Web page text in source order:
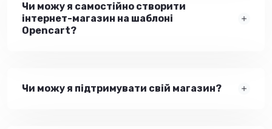
Чи можу я самостійно створити
інтернет-магазин на шаблоні
Opencart?
Чи можу я підтримувати свій магазин?